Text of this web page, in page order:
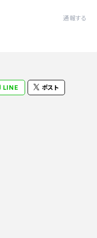
通報する
LINE ポスト